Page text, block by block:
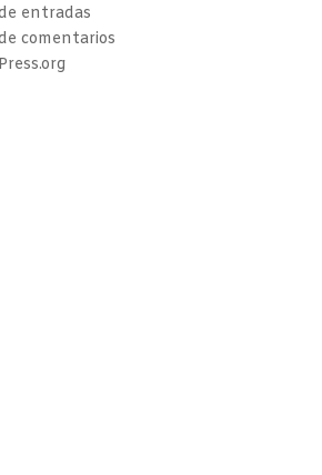
entradas
comentarios